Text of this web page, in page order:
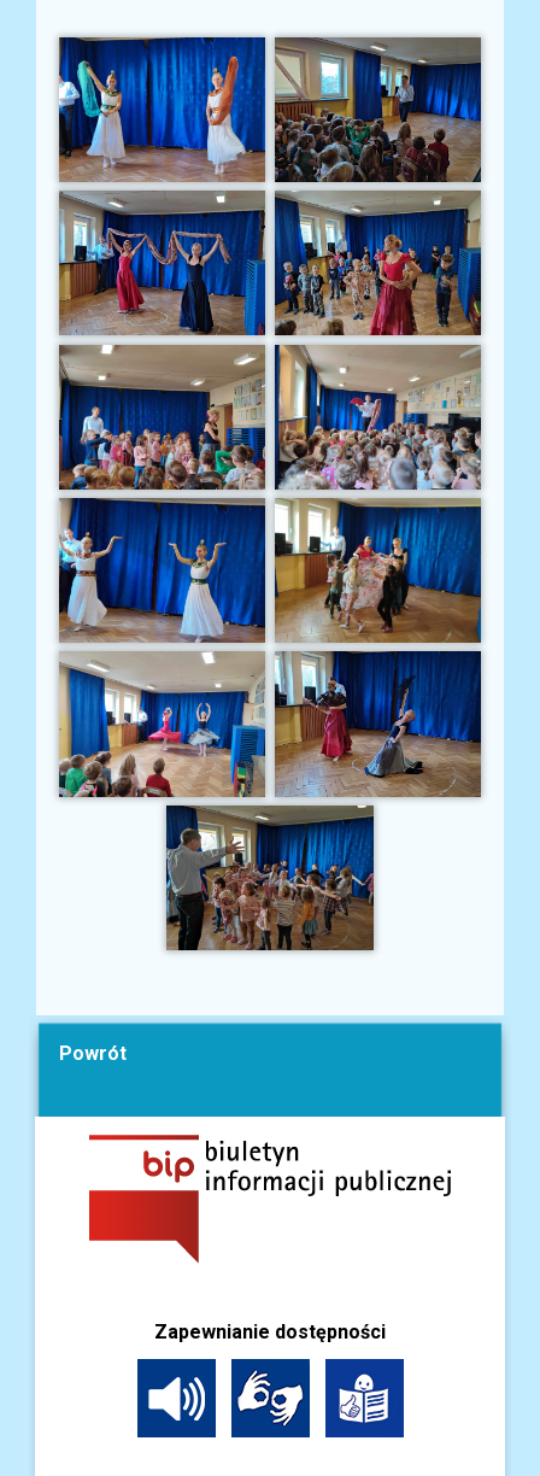
Powrót
Zapewnianie dostępności